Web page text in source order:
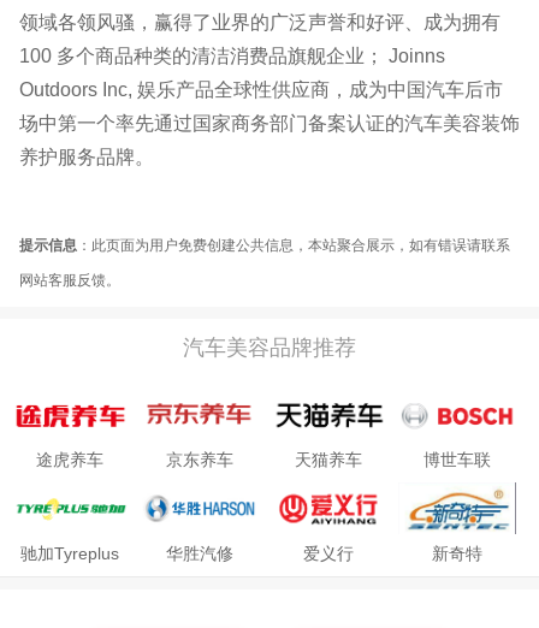
领域各领风骚，赢得了业界的广泛声誉和好评、成为拥有
100 多个商品种类的清洁消费品旗舰企业； Joinns
Outdoors Inc, 娱乐产品全球性供应商，成为中国汽车后市
场中第一个率先通过国家商务部门备案认证的汽车美容装饰
养护服务品牌。
提示信息 ：此页面为用户免费创建公共信息，本站聚合展示，如有错误请联系
网站客服反馈。
汽车美容品牌推荐
途虎养车 京东养车 天猫养车 博世车联
驰加Tyreplus 华胜汽修
爱义行
新奇特